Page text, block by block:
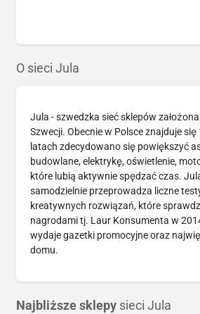
O sieci Jula
Jula - szwedzka sieć sklepów
Szwecji. Obecnie w Polsce znajduje
latach zdecydowano się powiększyć
budowlane, elektrykę, oświetlenie,
które lubią aktywnie spędzać czas.
samodzielnie przeprowadza liczne
kreatywnych rozwiązań, które
nagrodami tj. Laur Konsumenta w
wydaje gazetki promocyjne oraz
domu.
Najbliższe sklepy sieci Jula